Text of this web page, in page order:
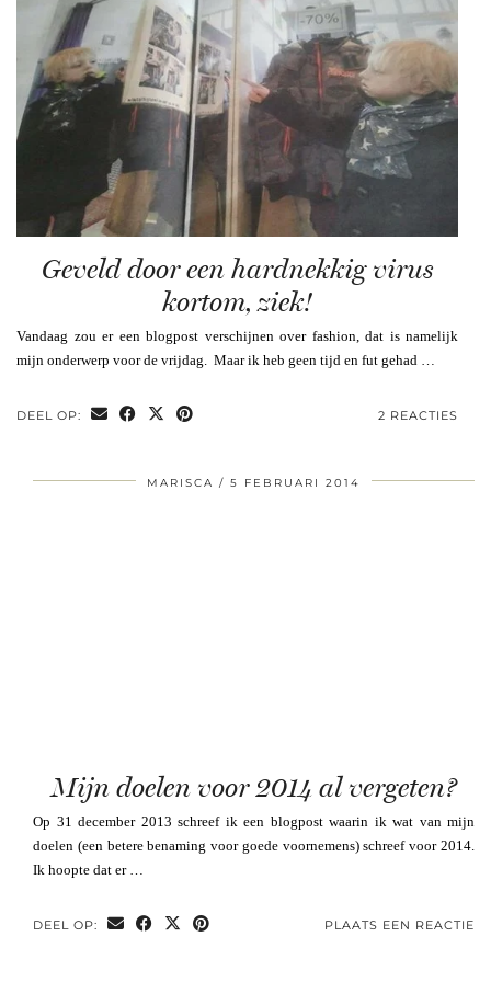
Geveld door een hardnekkig virus
kortom, ziek!
Vandaag zou er een blogpost verschijnen over fashion, dat is namelijk
mijn onderwerp voor de vrijdag. Maar ik heb geen tijd en fut gehad …
DEEL OP: 2 REACTIES
MARISCA 5 FEBRUARI 2014
Mijn doelen voor 2014 al vergeten?
Op 31 december 2013 schreef ik een blogpost waarin ik wat van mijn
doelen (een betere benaming voor goede voornemens) schreef voor 2014.
Ik hoopte dat er …
DEEL OP: PLAATS EEN REACTIE